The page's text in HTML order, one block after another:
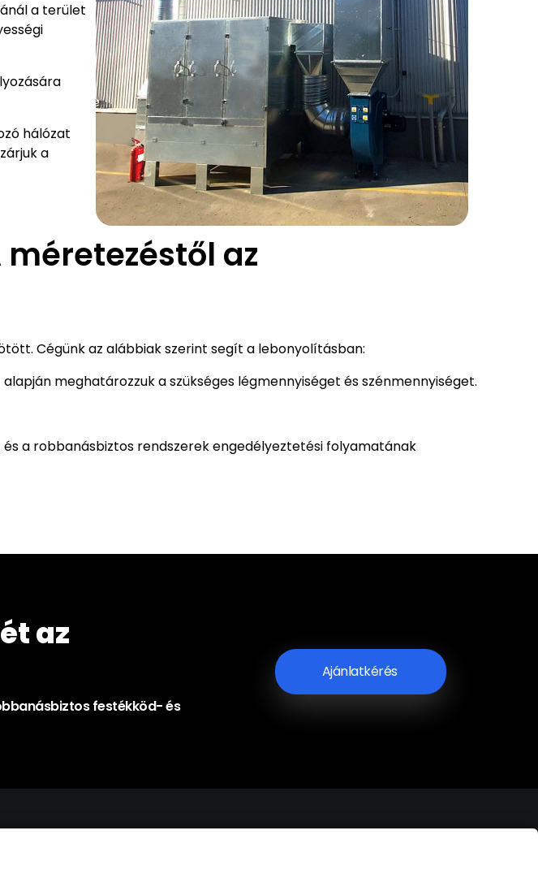
a terület
hálózat
a
az
Cégünk az alábbiak szerint segít a lebonyolításban:
meghatározzuk a szükséges légmennyiséget és szénmennyiséget.
a robbanásbiztos rendszerek engedélyeztetési folyamatának
az
festékköd- és
Ajánlatkérés